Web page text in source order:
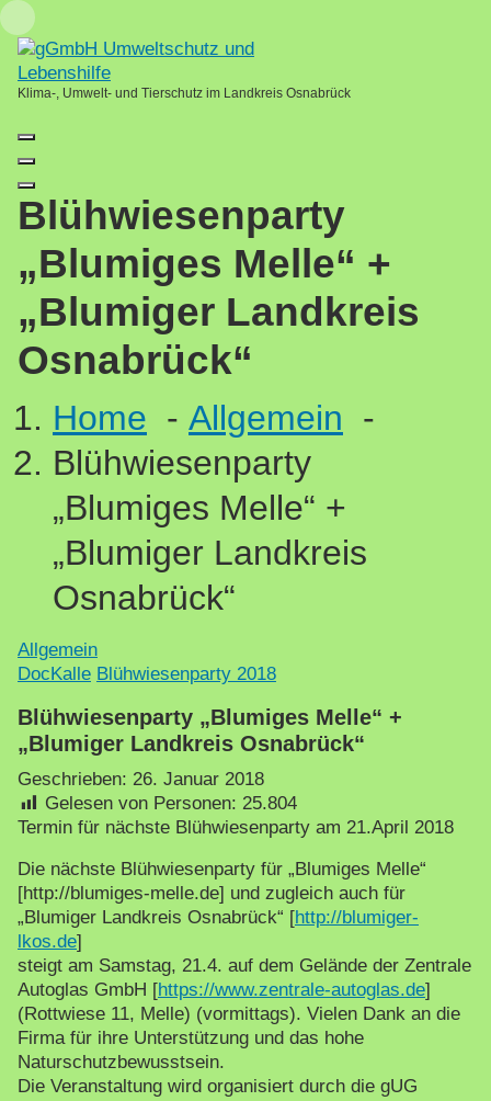
Skip
to
content
Klima-, Umwelt- und Tierschutz im Landkreis Osnabrück
Blühwiesenparty
„Blumiges Melle“ +
„Blumiger Landkreis
Osnabrück“
Home - Allgemein -
Blühwiesenparty
„Blumiges Melle“ +
„Blumiger Landkreis
Osnabrück“
Allgemein
DocKalle Blühwiesenparty 2018
Blühwiesenparty „Blumiges Melle“ +
„Blumiger Landkreis Osnabrück“
Geschrieben: 26. Januar 2018
Gelesen von Personen: 25.804
Termin für nächste Blühwiesenparty am 21.April 2018
Die nächste Blühwiesenparty für „Blumiges Melle“
[http://blumiges-melle.de] und zugleich auch für
„Blumiger Landkreis Osnabrück“ [http://blumiger-
lkos.de]
steigt am Samstag, 21.4. auf dem Gelände der Zentrale
Autoglas GmbH [https://www.zentrale-autoglas.de]
(Rottwiese 11, Melle) (vormittags). Vielen Dank an die
Firma für ihre Unterstützung und das hohe
Naturschutzbewusstsein.
Die Veranstaltung wird organisiert durch die gUG